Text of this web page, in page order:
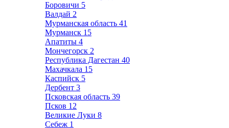
Боровичи 5
Валдай 2
Мурманская область 41
Мурманск 15
Апатиты 4
Мончегорск 2
Республика Дагестан 40
Махачкала 15
Каспийск 5
Дербент 3
Псковская область 39
Псков 12
Великие Луки 8
Себеж 1